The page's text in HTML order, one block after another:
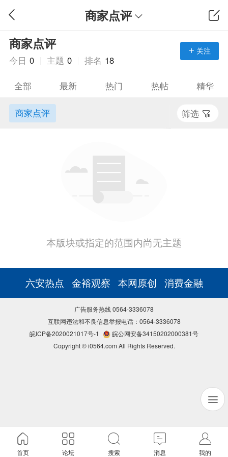
商家点评
关注
商家点评
今日 0 主题 0 排名 18
全部 最新 热门 热帖 精华
筛选
商家点评
本版块或指定的范围内尚无主题
首页 论坛 搜索 消息 我的
六安热点 金裕观察 本网原创 消费金融
广告服务热线 0564-3336078
互联网违法和不良信息举报电话：0564-3336078
皖ICP备2020021017号-1
皖公网安备34150202000381号
Copyright © i0564.com All Rights Reserved.